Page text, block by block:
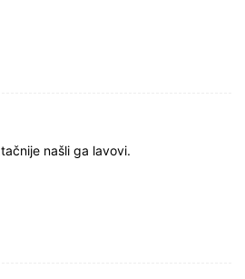
našli ga lavovi.